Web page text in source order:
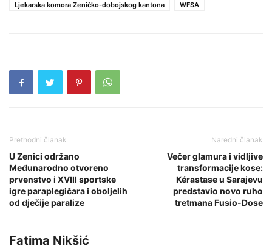
Ljekarska komora Zeničko-dobojskog kantona
WFSA
Prethodni članak
U Zenici održano
Međunarodno otvoreno
prvenstvo i XVIII sportske
igre paraplegičara i oboljelih
od dječije paralize
Naredni članak
Večer glamura i vidljive
transformacije kose:
Kérastase u Sarajevu
predstavio novo ruho
tretmana Fusio-Dose
Fatima Nikšić